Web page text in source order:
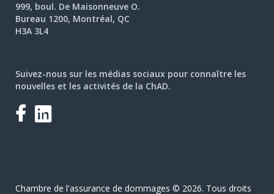
999, boul. De Maisonneuve O.
Bureau 1200, Montréal, QC
H3A 3L4
Suivez-nous sur les médias sociaux pour connaître les
nouvelles et les activités de la ChAD.
Facebook
LinkedIn
Chambre de l'assurance de dommages © 2026. Tous droits